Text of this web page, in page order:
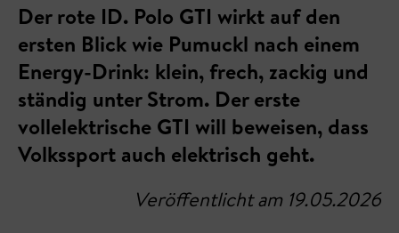
Der rote ID. Polo GTI wirkt auf den
ersten Blick wie Pumuckl nach einem
Energy-Drink: klein, frech, zackig und
ständig unter Strom. Der erste
vollelektrische GTI will beweisen, dass
Volkssport auch elektrisch geht.
Veröffentlicht am 19.05.2026